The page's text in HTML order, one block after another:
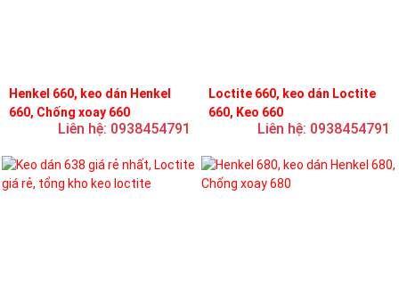
Henkel 660, keo dán Henkel
660, Chống xoay 660
Liên hệ: 0938454791
Loctite 660, keo dán Loctite
660, Keo 660
Liên hệ: 0938454791